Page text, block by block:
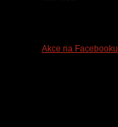
Akce na Facebooku